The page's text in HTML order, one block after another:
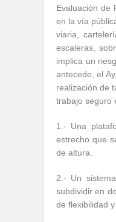
Evaluación de
en la vía
viaria,
escaleras,
implica un
antecede, el
realización de
trabajo seguro
1.- Una
estrecho que
de altura.
2.- Un
subdividir en
de flexibilidad